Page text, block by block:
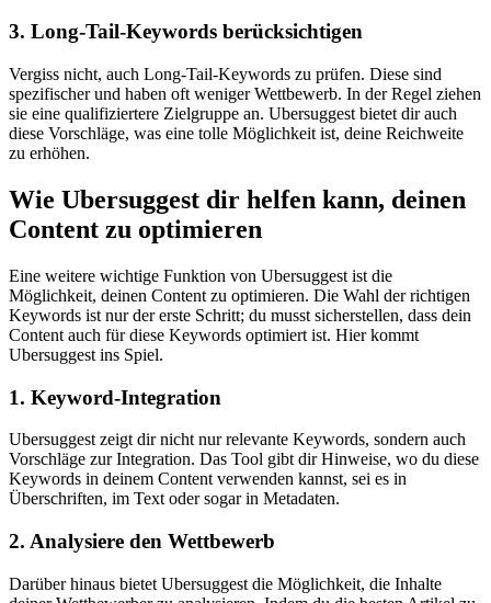
3. Long-Tail-Keywords berücksichtigen
Vergiss nicht, auch Long-Tail-Keywords zu prüfen. Diese sind
spezifischer und haben oft weniger Wettbewerb. In der Regel ziehen
sie eine qualifiziertere Zielgruppe an. Ubersuggest bietet dir auch
diese Vorschläge, was eine tolle Möglichkeit ist, deine Reichweite
zu erhöhen.
Wie Ubersuggest dir helfen kann, deinen
Content zu optimieren
Eine weitere wichtige Funktion von Ubersuggest ist die
Möglichkeit, deinen Content zu optimieren. Die Wahl der richtigen
Keywords ist nur der erste Schritt; du musst sicherstellen, dass dein
Content auch für diese Keywords optimiert ist. Hier kommt
Ubersuggest ins Spiel.
1. Keyword-Integration
Ubersuggest zeigt dir nicht nur relevante Keywords, sondern auch
Vorschläge zur Integration. Das Tool gibt dir Hinweise, wo du diese
Keywords in deinem Content verwenden kannst, sei es in
Überschriften, im Text oder sogar in Metadaten.
2. Analysiere den Wettbewerb
Darüber hinaus bietet Ubersuggest die Möglichkeit, die Inhalte